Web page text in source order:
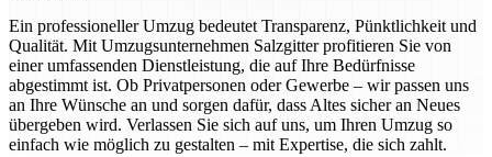
Ein professioneller Umzug bedeutet Transparenz, Pünktlichkeit und
Qualität. Mit Umzugsunternehmen Salzgitter profitieren Sie von
einer umfassenden Dienstleistung, die auf Ihre Bedürfnisse
abgestimmt ist. Ob Privatpersonen oder Gewerbe – wir passen uns
an Ihre Wünsche an und sorgen dafür, dass Altes sicher an Neues
übergeben wird. Verlassen Sie sich auf uns, um Ihren Umzug so
einfach wie möglich zu gestalten – mit Expertise, die sich zahlt.